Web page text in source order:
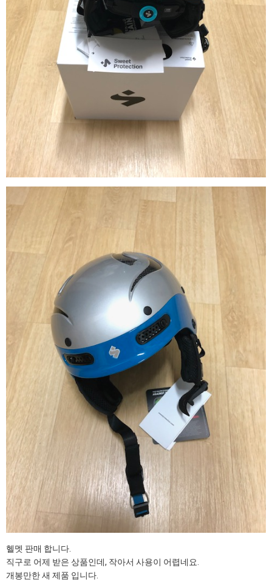
헬멧 판매 합니다.
직구로 어제 받은 상품인데, 작아서 사용이 어렵네요.
개봉만한 새 제품 입니다.